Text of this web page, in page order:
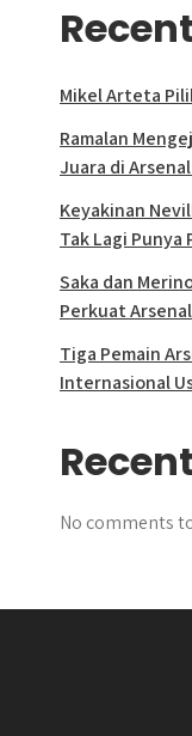
Mikel Arteta
Ramalan
Juara di
Keyakinan
Tak Lagi Punya
Saka dan
Perkuat Arsenal
Tiga Pemain
Internasional
No comments